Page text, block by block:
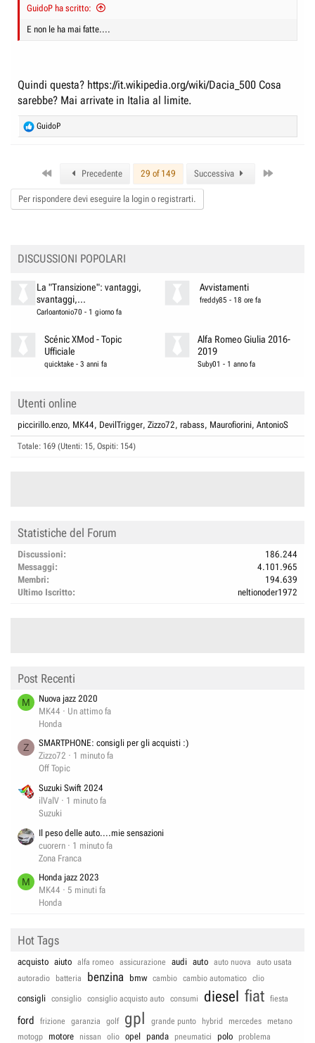
GuidoP ha scritto:
E non le ha mai fatte....
Quindi questa? https://it.wikipedia.org/wiki/Dacia_500 Cosa
sarebbe? Mai arrivate in Italia al limite.
R
e
o
n
GuidoP
Precedente 29 of 149 Successiva
Per rispondere devi eseguire la login o registrarti.
DISCUSSIONI POPOLARI
La "Transizione": vantaggi,
svantaggi,...
Carloantonio70 - 1 giorno fa
Avvistamenti
freddy85 - 18 ore fa
Scénic XMod - Topic
Ufficiale
quicktake -3 anni fa
Alfa Romeo Giulia 2016-
2019
Suby01 - 1 anno fa
Utenti online
piccirillo.enzo MK44 DevilTrigger Zizzo72 rabass Maurofiorini AntonioS
Totale: 169 (Utenti: 15, Ospiti: 154)
Statistiche del Forum
Discussioni
186.244
Messaggi
4.101.965
Membri
194.639
Ultimo Iscritto
neltionoder1972
Post Recenti
M
Nuova jazz 2020
MK44
Un attimo fa
Honda
Z
SMARTPHONE: consigli per gli acquisti :)
Zizzo72
1 minuto fa
Off Topic
Suzuki Swift 2024
ilValV
1 minuto fa
Suzuki
Il peso delle auto....mie sensazioni
cuorern
1 minuto fa
Zona Franca
M
Honda jazz 2023
MK44
5 minuti fa
Honda
Hot Tags
acquisto aiuto alfa romeo assicurazione audi auto auto nuova
auto usata
autoradio
batteria benzina bmw cambio cambio automatico clio
consigli consiglio consiglio acquisto auto consumi diesel fiat fiesta
ford frizione garanzia golf gpl grande punto hybrid mercedes
metano
motogp
motore nissan olio opel panda pneumatici polo
problema